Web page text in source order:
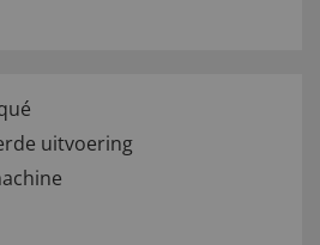
uitvoering